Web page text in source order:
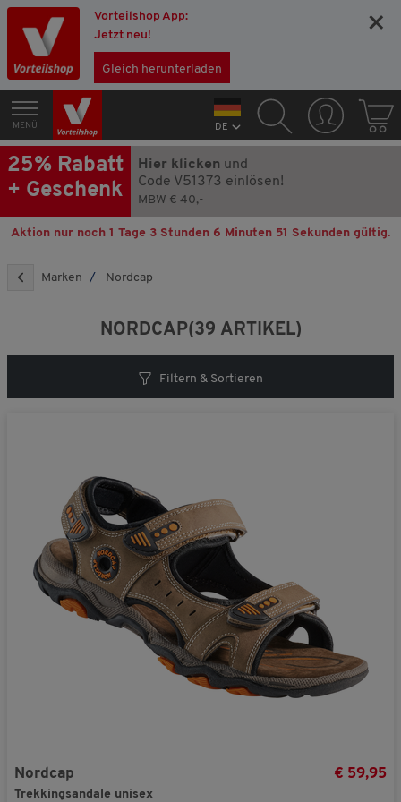
Vorteilshop App:
Jetzt neu!
Gleich herunterladen
×
MENÜ DE
25% Rabatt
+ Geschenk
Hier klicken und
Code V51373 einlösen!
MBW € 40,-
Aktion nur noch 1 Tage 3 Stunden 6 Minuten 49 Sekunden gültig.
Marken Nordcap
NORDCAP(39 ARTIKEL)
Filtern & Sortieren
Nordcap
Trekkingsandale unisex
€ 59,95